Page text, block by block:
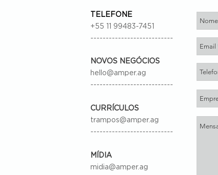
TELEFONE
+55 11 99483-7451
---------------------------
NOVOS NEGÓCIOS
hello@amper.ag
---------------------------
CURRÍCULOS
trampos@amper.ag
---------------------------
MÍDIA
midia@amper.ag